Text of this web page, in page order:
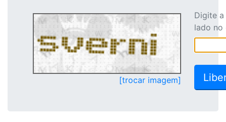
[trocar imagem]
Digite
lado no